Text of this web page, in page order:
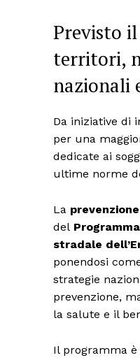
Previsto
territori,
nazionali
Da iniziative di
per una
dedicate ai
ultime norme
La
del
stradale
ponendosi
strategie
prevenzione,
la salute e il
Il programma è